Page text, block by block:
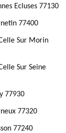
Ecluses 77130
77400
Sur Morin
Sur Seine
77930
77320
77240